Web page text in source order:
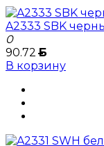
A2333 SBK
0
90.72Б
В корзину